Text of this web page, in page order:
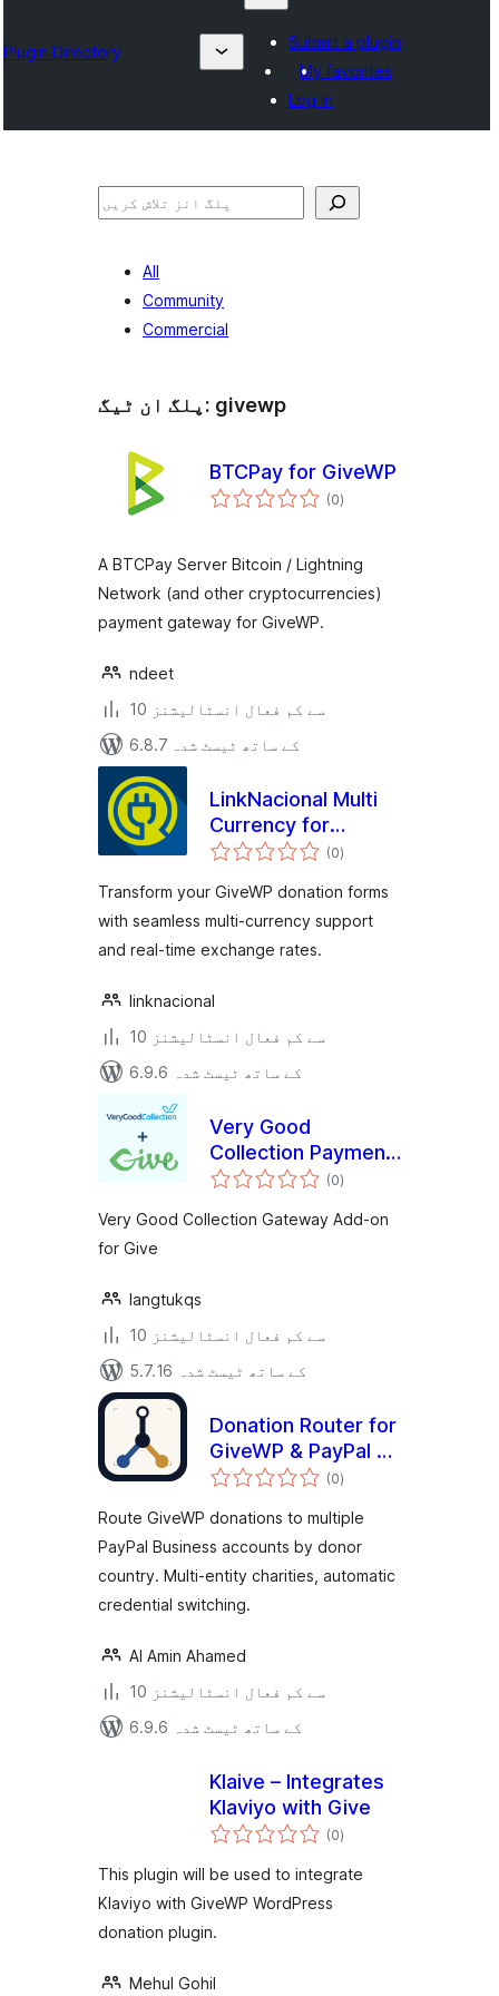
Plugin Directory
Submit a plugin
My favorites
Log in
تلاش
All
Community
Commercial
پلگ ان ٹیگ: givewp
BTCPay for GiveWP
(0مجموعی
درجہ
)
A BTCPay Server Bitcoin / Lightning
Network (and other cryptocurrencies)
payment gateway for GiveWP.
ndeet
10 سے کم فعال انسٹالیشنز
6.8.7 کے ساتھ ٹیسٹ شدہ
LinkNacional Multi
Currency for
GiveWP
(0مجموعی
درجہ
)
Transform your GiveWP donation forms
with seamless multi-currency support
and real-time exchange rates.
linknacional
10 سے کم فعال انسٹالیشنز
6.9.6 کے ساتھ ٹیسٹ شدہ
Very Good
Collection Payment
Gateway for (0مجموعی
درجہ
)
Very Good Collection Gateway Add-on
for Give
langtukqs
10 سے کم فعال انسٹالیشنز
5.7.16 کے ساتھ ٹیسٹ شدہ
Donation Router for
GiveWP & PayPal –
Route Donations by
(0مجموعی
درجہ
)
Route GiveWP donations to multiple
PayPal Business accounts by donor
country. Multi-entity charities, automatic
credential switching.
Al Amin Ahamed
10 سے کم فعال انسٹالیشنز
6.9.6 کے ساتھ ٹیسٹ شدہ
Klaive – Integrates
Klaviyo with Give
(0مجموعی
درجہ
)
This plugin will be used to integrate
Klaviyo with GiveWP WordPress
donation plugin.
Mehul Gohil